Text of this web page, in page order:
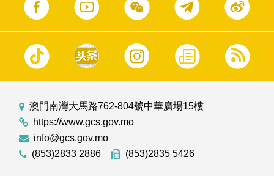
澳門南灣大馬路762-804號中華廣場15樓
https://www.gcs.gov.mo
info@gcs.gov.mo
(853)2833 2886
(853)2835 5426